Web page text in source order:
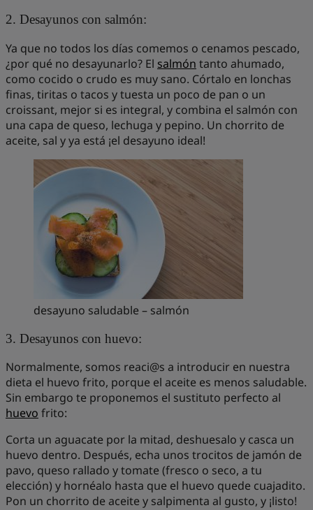
2. Desayunos con salmón:
Ya que no todos los días comemos o cenamos pescado,
¿por qué no desayunarlo? El salmón tanto ahumado,
como cocido o crudo es muy sano. Córtalo en lonchas
finas, tiritas o tacos y tuesta un poco de pan o un
croissant, mejor si es integral, y combina el salmón con
una capa de queso, lechuga y pepino. Un chorrito de
aceite, sal y ya está ¡el desayuno ideal!
desayuno saludable – salmón
3. Desayunos con huevo:
Normalmente, somos reaci@s a introducir en nuestra
dieta el huevo frito, porque el aceite es menos saludable.
Sin embargo te proponemos el sustituto perfecto al
huevo frito:
Corta un aguacate por la mitad, deshuesalo y casca un
huevo dentro. Después, echa unos trocitos de jamón de
pavo, queso rallado y tomate (fresco o seco, a tu
elección) y hornéalo hasta que el huevo quede cuajadito.
Pon un chorrito de aceite y salpimenta al gusto, y ¡listo!